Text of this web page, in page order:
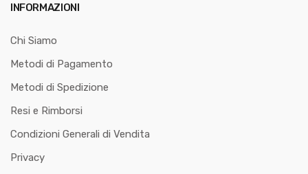
INFORMAZIONI
Chi Siamo
Metodi di Pagamento
Metodi di Spedizione
Resi e Rimborsi
Condizioni Generali di Vendita
Privacy